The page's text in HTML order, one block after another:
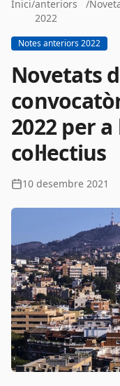
Inici/anteriors
2022
/
Notes anteriors 2022
Novetats
2022 per
col·lectius
10 desembre 2021